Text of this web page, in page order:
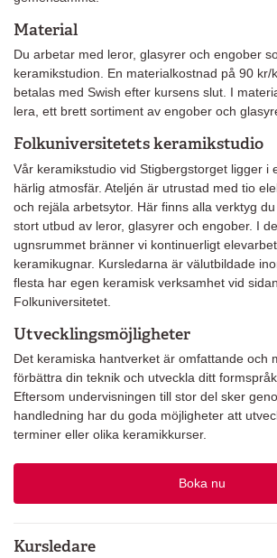
Material
Du arbetar med leror, glasyrer och engober
keramikstudion. En materialkostnad på 90 kr/
betalas med Swish efter kursens slut. I
lera, ett brett sortiment av engober och
Folkuniversitetets keramikstudio
Vår keramikstudio vid Stigbergstorget ligger i
härlig atmosfär. Ateljén är utrustad med tio
och rejäla arbetsytor. Här finns alla verktyg
stort utbud av leror, glasyrer och engober. I
ugnsrummet bränner vi kontinuerligt
keramikugnar. Kursledarna är välutbildade
flesta har egen keramisk verksamhet vid
Folkuniversitetet.
Utvecklingsmöjligheter
Det keramiska hantverket är omfattande och
förbättra din teknik och utveckla ditt
Eftersom undervisningen till stor del sker
handledning har du goda möjligheter att
terminer eller olika keramikkurser.
Boka nu
Kursledare